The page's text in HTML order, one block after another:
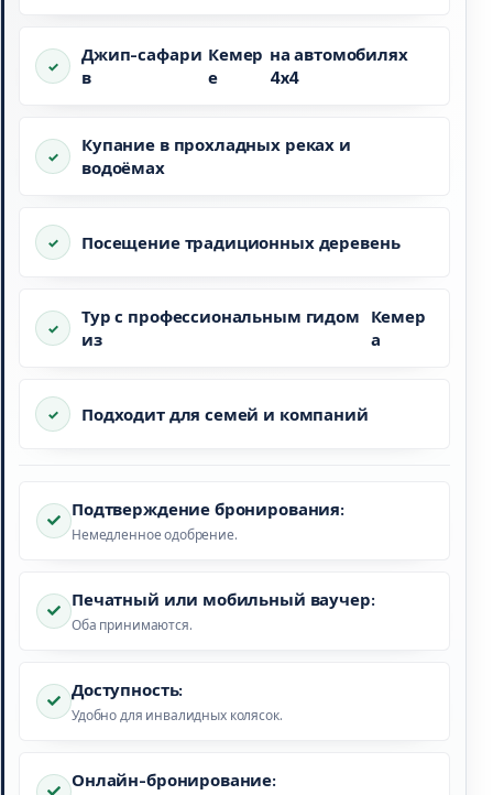
Джип-сафари
в
Кемер
е
на автомобилях
4x4
Купание в прохладных реках и
водоёмах
Посещение традиционных деревень
Тур с профессиональным гидом
из
Кемер
а
Подходит для семей и компаний
Подтверждение бронирования:
Немедленное одобрение.
Печатный или мобильный ваучер:
Оба принимаются.
Доступность:
Удобно для инвалидных колясок.
Онлайн-бронирование: